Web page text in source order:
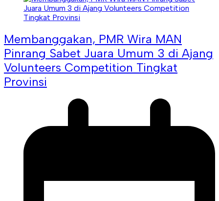
Membanggakan, PMR Wira MAN
Pinrang Sabet Juara Umum 3 di Ajang
Volunteers Competition Tingkat
Provinsi